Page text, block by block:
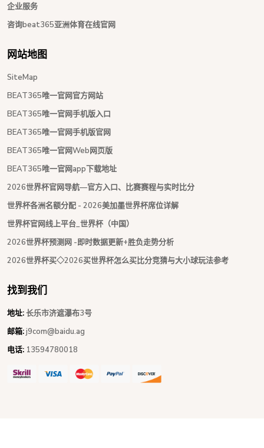
企业服务
咨询beat365亚洲体育在线官网
网站地图
SiteMap
BEAT365唯一官网官方网站
BEAT365唯一官网手机版入口
BEAT365唯一官网手机版官网
BEAT365唯一官网Web网页版
BEAT365唯一官网app下载地址
2026世界杯官网导航—官方入口、比赛赛程与实时比分
世界杯各洲名额分配 - 2026美加墨世界杯席位详解
世界杯官网线上平台_世界杯（中国）
2026世界杯预测网 -即时数据更新+胜负走势分析
2026世界杯买◇2026买世界杯怎么买比分竞猜与大小球玩法参考
找到我们
地址:长乐市济遮瀑布3号
邮箱:j9com@baidu.ag
电话: 13594780018